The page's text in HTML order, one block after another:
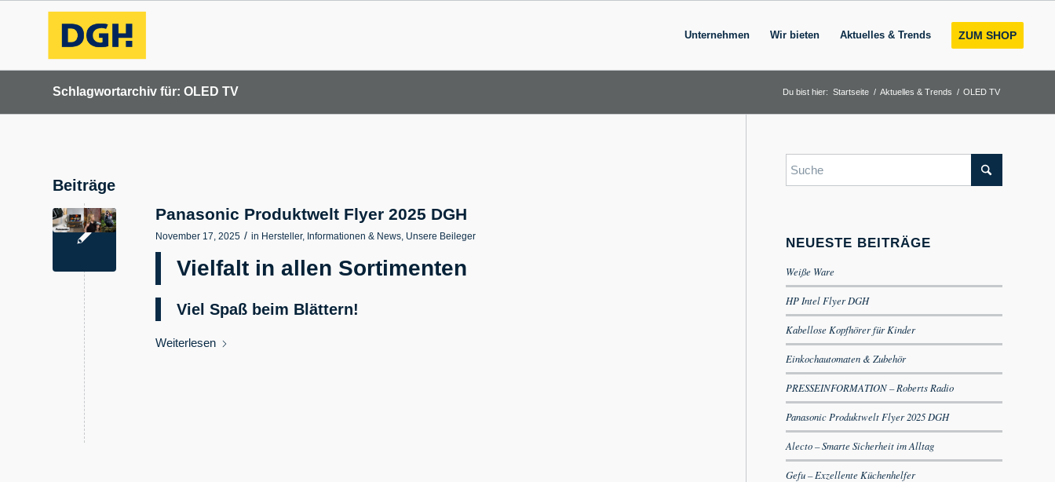
Unternehmen Wir bieten Aktuelles & Trends ZUM SHOP
Schlagwortarchiv für: OLED TV Du bist hier: Startseite / Aktuelles & Trends / OLED TV
Beiträge
Panasonic Produktwelt Flyer 2025 DGH
November 17, 2025 / in Hersteller, Informationen & News, Unsere Beileger
Vielfalt in allen Sortimenten
Viel Spaß beim Blättern!
Weiterlesen
NEUESTE BEITRÄGE
Weiße Ware
HP Intel Flyer DGH
Kabellose Kopfhörer für Kinder
Einkochautomaten & Zubehör
PRESSEINFORMATION – Roberts Radio
Panasonic Produktwelt Flyer 2025 DGH
Alecto – Smarte Sicherheit im Alltag
Gefu – Exzellente Küchenhelfer